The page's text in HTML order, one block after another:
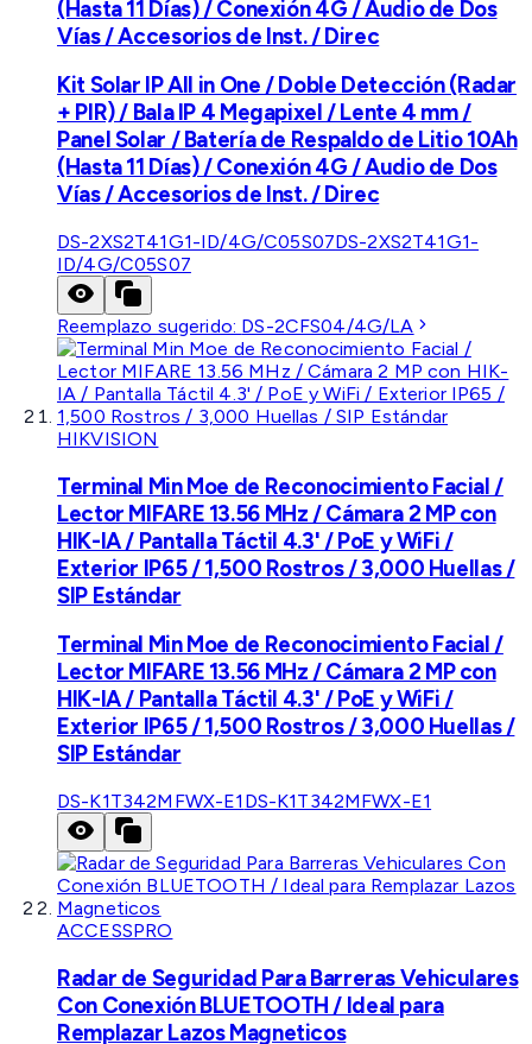
(Hasta 11 Días) / Conexión 4G / Audio de Dos
Vías / Accesorios de Inst. / Direc
Kit Solar IP All in One / Doble Detección (Radar
+ PIR) / Bala IP 4 Megapixel / Lente 4 mm /
Panel Solar / Batería de Respaldo de Litio 10Ah
(Hasta 11 Días) / Conexión 4G / Audio de Dos
Vías / Accesorios de Inst. / Direc
DS-2XS2T41G1-ID/4G/C05S07DS-2XS2T41G1-
ID/4G/C05S07
Reemplazo sugerido: DS-2CFS04/4G/LA
HIKVISION
Terminal Min Moe de Reconocimiento Facial /
Lector MIFARE 13.56 MHz / Cámara 2 MP con
HIK-IA / Pantalla Táctil 4.3' / PoE y WiFi /
Exterior IP65 / 1,500 Rostros / 3,000 Huellas /
SIP Estándar
Terminal Min Moe de Reconocimiento Facial /
Lector MIFARE 13.56 MHz / Cámara 2 MP con
HIK-IA / Pantalla Táctil 4.3' / PoE y WiFi /
Exterior IP65 / 1,500 Rostros / 3,000 Huellas /
SIP Estándar
DS-K1T342MFWX-E1 DS-K1T342MFWX-E1
ACCESSPRO
Radar de Seguridad Para Barreras Vehiculares
Con Conexión BLUETOOTH / Ideal para
Remplazar Lazos Magneticos